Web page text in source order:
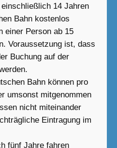
14 Jahren
Bahn kostenlos
einer Person ab 15
Voraussetzung ist, dass
Buchung auf der
Bahn können pro
umsonst mitgenommen
nicht miteinander
Eintragung im
fünf Jahre fahren